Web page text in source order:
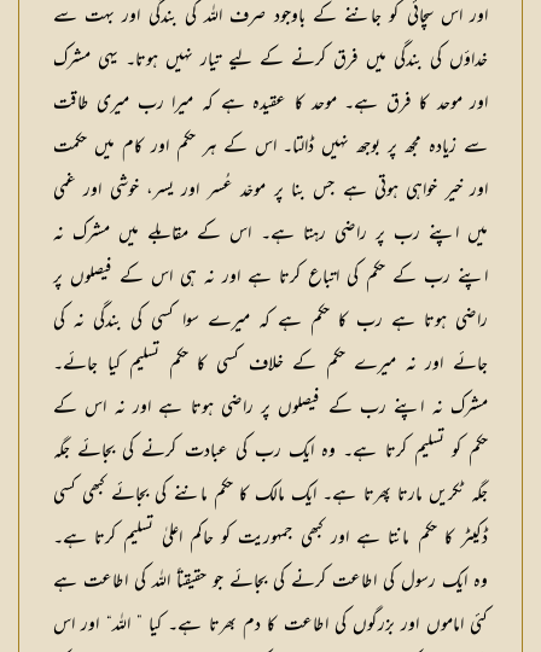
اور اس سچائی کو جاننے کے باوجود صرف اللہ کی بندگی اور بہت سے
خداؤں کی بندگی میں فرق کرنے کے لیے تیار نہیں ہوتا۔ یہی مشرک
اور موحد کا فرق ہے۔ موحد کا عقیدہ ہے کہ میرا رب میری طاقت
سے زیادہ مجھ پر بوجھ نہیں ڈالتا۔ اس کے ہر حکم اور کام میں حکمت
اور خیر خواہی ہوتی ہے جس بنا پر موحّد عُسر اور یسر، خوشی اور غمی
میں اپنے رب پر راضی رہتا ہے۔ اس کے مقابلے میں مشرک نہ
اپنے رب کے حکم کی اتباع کرتا ہے اور نہ ہی اس کے فیصلوں پر
راضی ہوتا ہے رب کا حکم ہے کہ میرے سوا کسی کی بندگی نہ کی
جائے اور نہ میرے حکم کے خلاف کسی کا حکم تسلیم کیا جائے۔
مشرک نہ اپنے رب کے فیصلوں پر راضی ہوتا ہے اور نہ اس کے
حکم کو تسلیم کرتا ہے۔ وہ ایک رب کی عبادت کرنے کی بجائے جگہ
جگہ ٹکریں مارتا پھرتا ہے۔ ایک مالک کا حکم ماننے کی بجائے کبھی کسی
ڈکیٹر کا حکم مانتا ہے اور کبھی جمہوریت کو حاکم اعلیٰ تسلیم کرتا ہے۔
وہ ایک رسول کی اطاعت کرنے کی بجائے جو حقیقتاً اللہ کی اطاعت ہے
کئی اماموں اور بزرگوں کی اطاعت کا دم بھرتا ہے۔ کیا ” اللہ“ اور اس